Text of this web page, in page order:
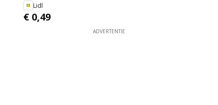
Lidl
€ 0,49
ADVERTENTIE